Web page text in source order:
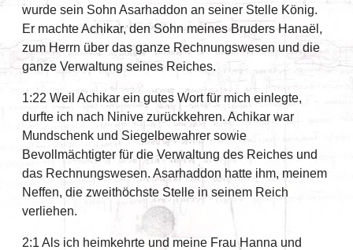
wurde sein Sohn Asarhaddon an seiner Stelle König.
Er machte Achikar, den Sohn meines Bruders Hanaël,
zum Herrn über das ganze Rechnungswesen und die
ganze Verwaltung seines Reiches.
1:22 Weil Achikar ein gutes Wort für mich einlegte,
durfte ich nach Ninive zurückkehren. Achikar war
Mundschenk und Siegelbewahrer sowie
Bevollmächtigter für die Verwaltung des Reiches und
das Rechnungswesen. Asarhaddon hatte ihm, meinem
Neffen, die zweithöchste Stelle in seinem Reich
verliehen.
2:1 Als ich heimkehrte und meine Frau Hanna und